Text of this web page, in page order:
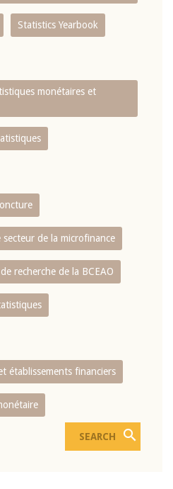
Statistics Yearbook
monétaires et
secteur de la microfinance
recherche de la BCEAO
établissements financiers